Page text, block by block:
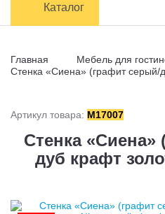
Сборка
Обмен и
Контакты
Заказать обратный звонок
Каталог
Главная Мебель для
Стенка «Сиена» (графит серый/
Артикул товара: M17007
Стенка
дуб крафт